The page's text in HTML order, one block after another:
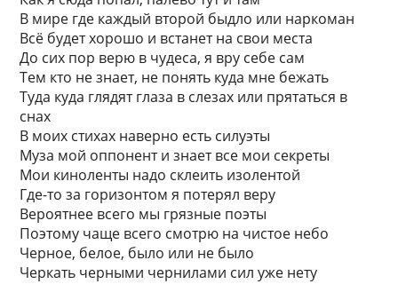
В мире где каждый второй быдло или наркоман
Всё будет хорошо и встанет на свои места
До сих пор верю в чудеса, я вру себе сам
Тем кто не знает, не понять куда мне бежать
Туда куда глядят глаза в слезах или прятаться в
снах
В моих стихах наверно есть силуэты
Муза мой оппонент и знает все мои секреты
Мои киноленты надо склеить изолентой
Где-то за горизонтом я потерял веру
Вероятнее всего мы грязные поэты
Поэтому чаще всего смотрю на чистое небо
Черное, белое, было или не было
Черкать черными чернилами сил уже нету